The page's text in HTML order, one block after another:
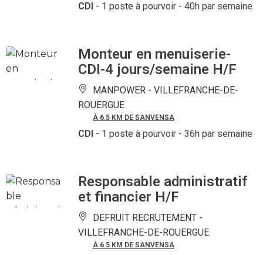
CDI - 1 poste à pourvoir - 40h par semaine
Monteur en menuiserie-
CDI-4 jours/semaine H/F
MANPOWER - VILLEFRANCHE-DE-
ROUERGUE
À 6.5 KM DE SANVENSA
CDI - 1 poste à pourvoir - 36h par semaine
Responsable administratif
et financier H/F
DEFRUIT RECRUTEMENT -
VILLEFRANCHE-DE-ROUERGUE
À 6.5 KM DE SANVENSA